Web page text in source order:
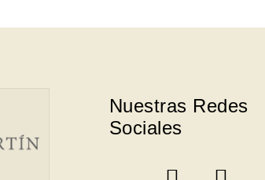
Nuestras Redes
Sociales